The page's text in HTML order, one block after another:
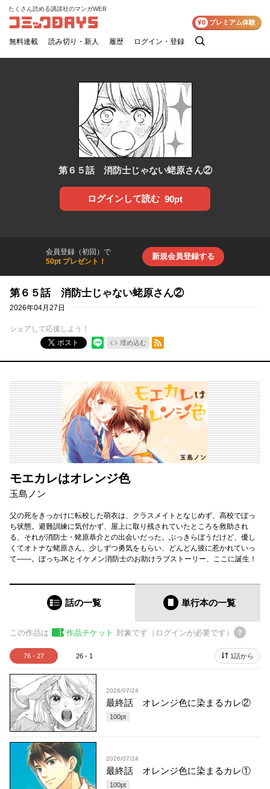
コミックDAYS
たくさん読める講談社のマンガWEB
無料連載 読み切り・新人 履歴 ログイン・登録
検
¥0 プレミアム体験
第６５話 消防士じゃない蛯原さん②
ログインして読む 90pt
会員登録（初回）で
50pt プレゼント！
新規会員登録する
第６５話 消防士じゃない蛯原さん②
2026年04月27日
シェアして応援しよう！
ポスト
埋め込む
RSSフィード
モエカレはオレンジ色
玉島ノン
父の死をきっかけに転校した萌衣は、クラスメイトとなじめず、高校でぼっ
ち状態。避難訓練に気付かず、屋上に取り残されていたところを救助され
る、それが消防士・蛯原恭介との出会いだった。ぶっきらぼうだけど、優し
くてオトナな蛯原さん。少しずつ勇気をもらい、どんどん彼に惹かれていっ
て――。ぼっちJKとイケメン消防士のお助けラブストーリー、ここに誕生！
話の一覧 単行本の一覧
この作品は 作品チケット 対象です（ログインが必要です）
76 - 27 26 - 1 1話から
2026/07/24
最終話 オレンジ色に染まるカレ②
100pt
2026/07/24
最終話 オレンジ色に染まるカレ①
100pt